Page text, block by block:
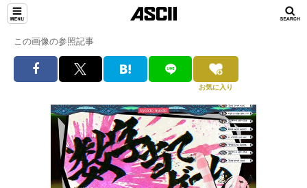
この画像の参照記事
お気に入り